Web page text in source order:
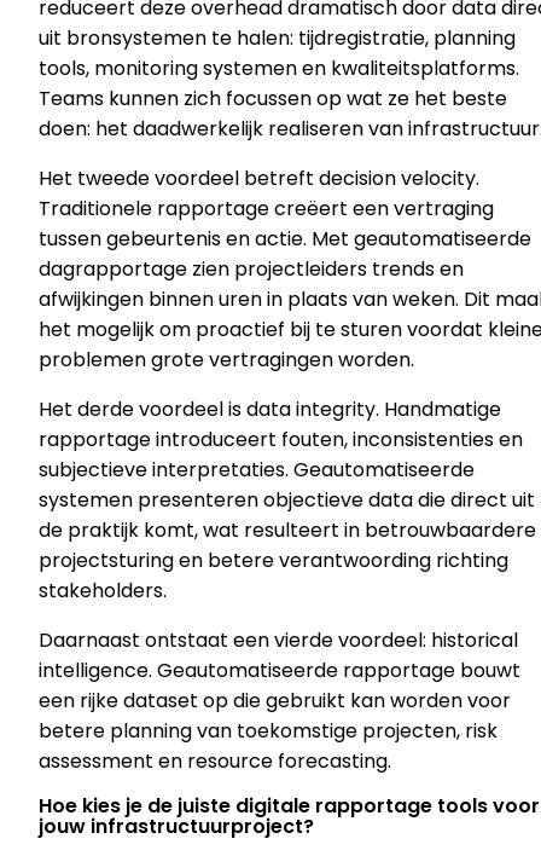
reduceert deze overhead dramatisch door data
uit bronsystemen te halen: tijdregistratie, planning
tools, monitoring systemen en kwaliteitsplatforms.
Teams kunnen zich focussen op wat ze het beste
doen: het daadwerkelijk realiseren van
Het tweede voordeel betreft decision velocity.
Traditionele rapportage creëert een vertraging
tussen gebeurtenis en actie. Met geautomatiseerde
dagrapportage zien projectleiders trends en
afwijkingen binnen uren in plaats van weken. Dit
het mogelijk om proactief bij te sturen voordat
problemen grote vertragingen worden.
Het derde voordeel is data integrity. Handmatige
rapportage introduceert fouten, inconsistenties en
subjectieve interpretaties. Geautomatiseerde
systemen presenteren objectieve data die direct uit
de praktijk komt, wat resulteert in betrouwbaardere
projectsturing en betere verantwoording richting
stakeholders.
Daarnaast ontstaat een vierde voordeel: historical
intelligence. Geautomatiseerde rapportage bouwt
een rijke dataset op die gebruikt kan worden voor
betere planning van toekomstige projecten, risk
assessment en resource forecasting.
Hoe kies je de juiste digitale rapportage tools voor
jouw infrastructuurproject?